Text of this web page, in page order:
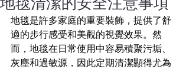
地毯是許多家庭的重要裝飾，提供了舒
適的步行感受和美觀的視覺效果。然
而，地毯在日常使用中容易積聚污垢、
灰塵和過敏源，因此定期清潔顯得尤為